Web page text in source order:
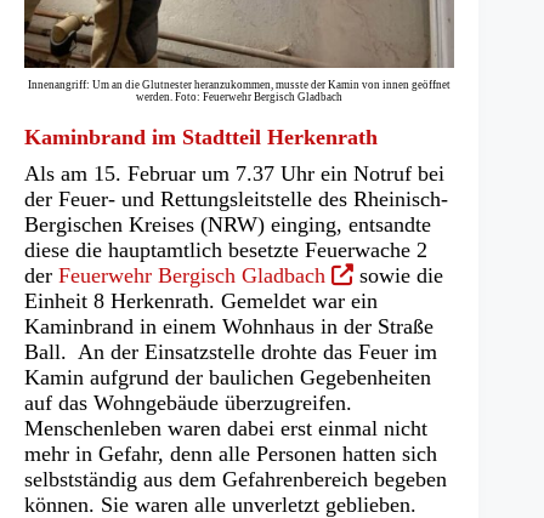
Innenangriff: Um an die Glutnester heranzukommen, musste der Kamin von innen geöffnet
werden. Foto: Feuerwehr Bergisch Gladbach
Kaminbrand im Stadtteil Herkenrath
Als am 15. Februar um 7.37 Uhr ein Notruf bei
der Feuer- und Rettungsleitstelle des Rheinisch-
Bergischen Kreises (NRW) einging, entsandte
diese die hauptamtlich besetzte Feuerwache 2
der Feuerwehr Bergisch Gladbach (Öffnet
in
einem
neuen
Tab)
sowie die
Einheit 8 Herkenrath. Gemeldet war ein
Kaminbrand in einem Wohnhaus in der Straße
Ball. An der Einsatzstelle drohte das Feuer im
Kamin aufgrund der baulichen Gegebenheiten
auf das Wohngebäude überzugreifen.
Menschenleben waren dabei erst einmal nicht
mehr in Gefahr, denn alle Personen hatten sich
selbstständig aus dem Gefahrenbereich begeben
können. Sie waren alle unverletzt geblieben.